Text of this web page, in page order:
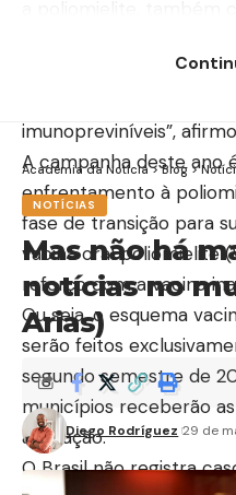
levem as crianças ao
imunopreviníveis”,
A campanha deste ano
enfrentamento à
fase de transição para
vacina oral poliomielite
reforço com a vacina
Ou seja, o esquema
serão feitos
segundo semestre de
municípios receberão
alteração.
O Brasil não registra
Academia da Notícia>Blog >
NOTÍCIAS
Mas não há
notícias no
Arias)
Diego Rodríguez 29 de